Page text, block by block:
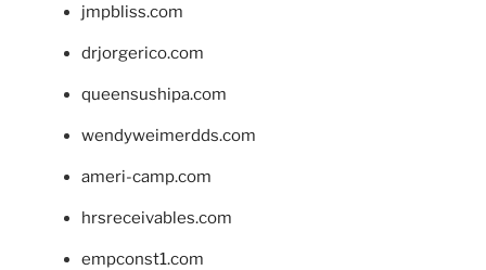
jmpbliss.com
drjorgerico.com
queensushipa.com
wendyweimerdds.com
ameri-camp.com
hrsreceivables.com
empconst1.com